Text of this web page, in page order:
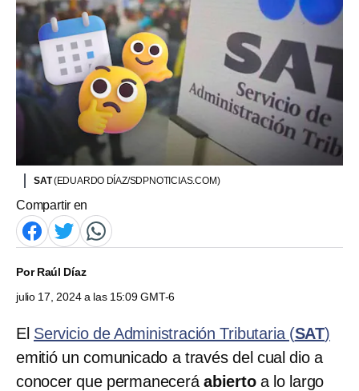
SAT(EDUARDO DÍAZ/SDPNOTICIAS.COM)
Compartir en
PorRaúl Díaz
julio 17, 2024 a las 15:09 GMT-6
El Servicio de Administración Tributaria (SAT)
emitió un comunicado a través del cual dio a
conocer que permaneceráabiertoa lo largo